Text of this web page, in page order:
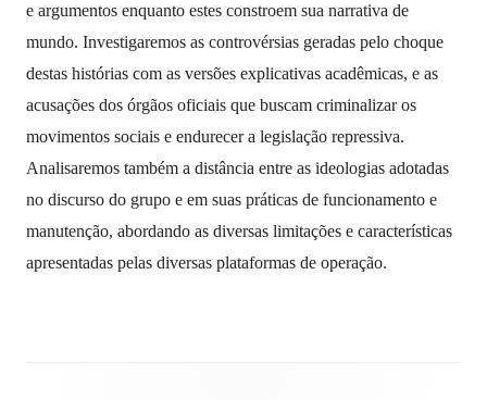
e argumentos enquanto estes constroem sua narrativa de
mundo. Investigaremos as controvérsias geradas pelo choque
destas histórias com as versões explicativas acadêmicas, e as
acusações dos órgãos oficiais que buscam criminalizar os
movimentos sociais e endurecer a legislação repressiva.
Analisaremos também a distância entre as ideologias adotadas
no discurso do grupo e em suas práticas de funcionamento e
manutenção, abordando as diversas limitações e características
apresentadas pelas diversas plataformas de operação.